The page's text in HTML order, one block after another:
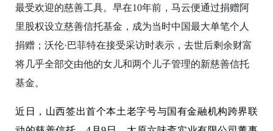
最受欢迎的慈善工具。早在10年前，马云便通过捐赠阿
里股权设立慈善信托基金，成为当时中国最大单笔个人
捐赠；沃伦·巴菲特在接受采访时表示，去世后剩余财富
将几乎全部交由他的女儿和两个儿子管理的新慈善信托
基金。
近日，山西签出首个本土老字号与国有金融机构跨界联